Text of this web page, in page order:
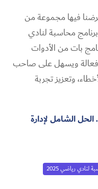
فيها مجموعة من
محاسبة لنادي
بات من الأدوات
ويسهل على صاحب
وتعزيز تجربة
الشامل لإدارة
لنادي رياضي​ 2025